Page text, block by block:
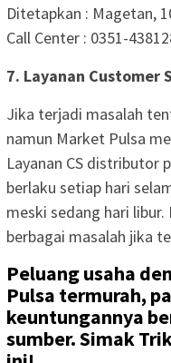
Ditetapkan : Magetan,
Call Center : 0351-
7. Layanan Customer
Jika terjadi masalah
namun Market Pulsa
Layanan CS distributor
berlaku setiap hari
meski sedang hari
berbagai masalah jika
Peluang usaha
Pulsa termurah,
keuntungannya
sumber. Simak